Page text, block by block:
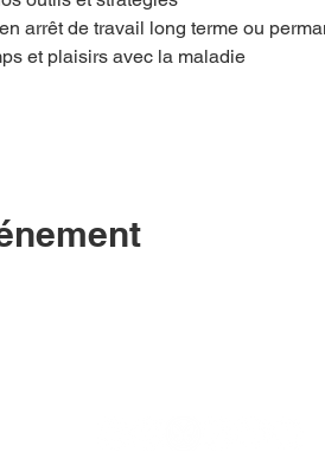
arrêt de travail long terme ou
et plaisirs avec la maladie